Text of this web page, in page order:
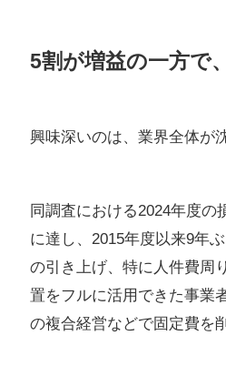
2019年以降の幼児教育・保
立地、保育の質、施設の充